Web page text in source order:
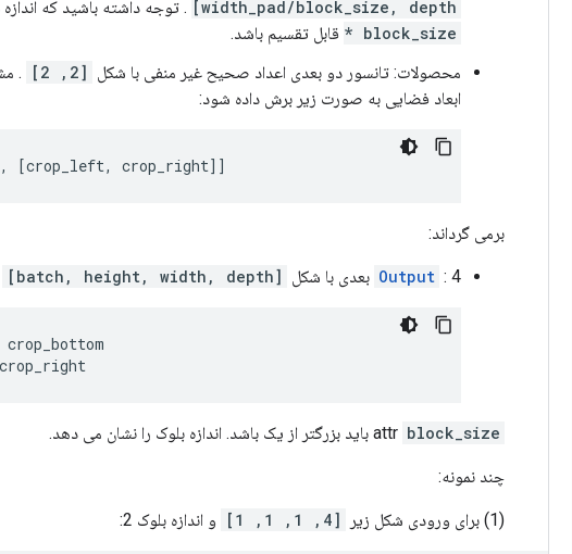
width_pad/block_size, depth]
. توجه داشته باشید که
* block_size قابل تقسیم باشد.
محصولات: تانسور دو بعدی اعداد صحیح غیر منفی با شکل [2, 2]
.
ابعاد فضایی به صورت زیر برش داده شود:
[crop_left, crop_right]]
برمی گرداند:
Output : 4 بعدی با شکل [batch, height, width, depth]
attr block_size باید بزرگتر از یک باشد. اندازه بلوک را نشان می دهد.
چند نمونه:
(1) برای ورودی شکل زیر [4, 1, 1, 1] و اندازه بلوک 2: